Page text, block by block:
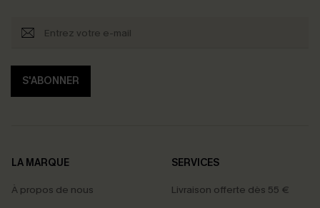
S'ABONNER
LA MARQUE
À propos de nous
SERVICES
Livraison offerte dès 55 €